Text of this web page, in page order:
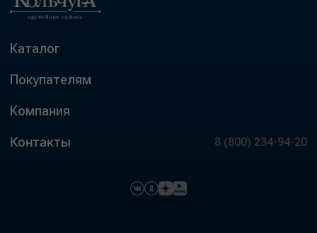
Каталог
Покупателям
Компания
Контакты 8 (800) 234-94-20